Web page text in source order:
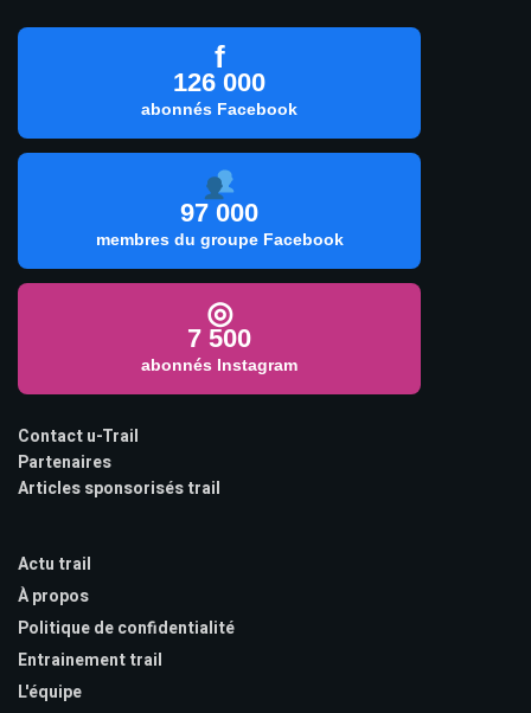
f
126 000
abonnés Facebook
97 000
membres du groupe Facebook
◎
7 500
abonnés Instagram
Contact u-Trail
Partenaires
Articles sponsorisés trail
Actu trail
À propos
Politique de confidentialité
Entrainement trail
L'équipe